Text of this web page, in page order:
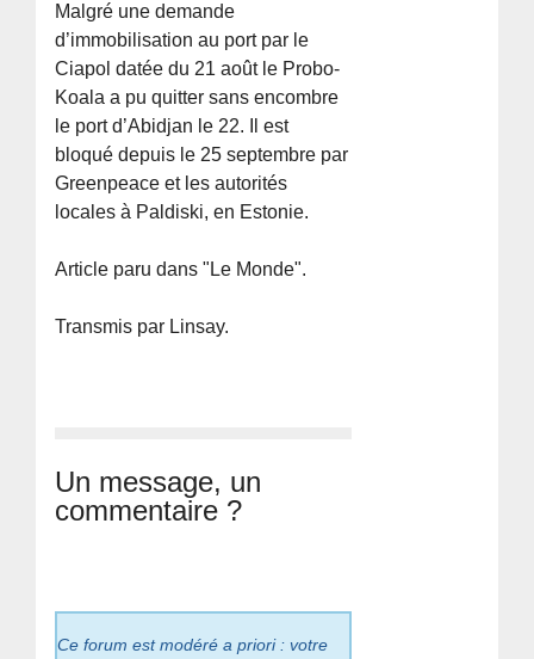
Malgré une demande
d’immobilisation au port par le
Ciapol datée du 21 août le Probo-
Koala a pu quitter sans encombre
le port d’Abidjan le 22. Il est
bloqué depuis le 25 septembre par
Greenpeace et les autorités
locales à Paldiski, en Estonie.
Article paru dans "Le Monde".
Transmis par Linsay.
Un message, un
commentaire ?
Ce forum est modéré a priori : votre